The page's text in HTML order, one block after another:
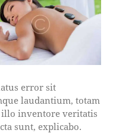
error sit
laudantium, totam
illo inventore veritatis
sunt, explicabo.